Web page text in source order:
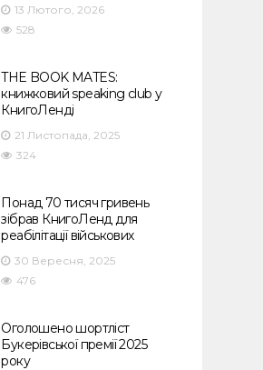
13 Лютого, 2026
528
THE BOOK MATES:
книжковий speaking club у
КнигоЛенді
21 Листопада, 2025
324
Понад 70 тисяч гривень
зібрав КнигоЛенд для
реабілітації військових
30 Вересня, 2025
476
Оголошено шортліст
Букерівської премії 2025
року